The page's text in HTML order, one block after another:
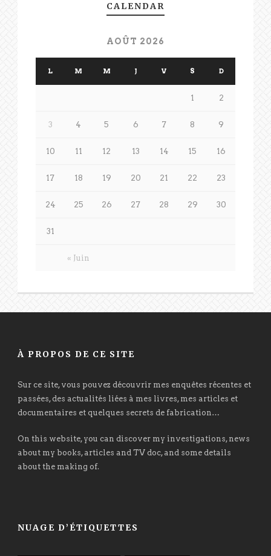
CALENDAR
AOÛT 2026
L M M J V S D
« Juin
1 2
3 4 5 6 7 8 9
10 11 12 13 14 15 16
17 18 19 20 21 22 23
24 25 26 27 28 29 30
31
À PROPOS DE CE SITE
Sur ce site, vous pouvez découvrir mes enquêtes récentes et
passées, des actualités liées à mes livres, mes articles et
documentaires et quelques secrets de fabrication…
On this website, you can discover my investigations, news
about my books, articles and TV doc, and some details
about the making of.
NUAGE D’ÉTIQUETTES